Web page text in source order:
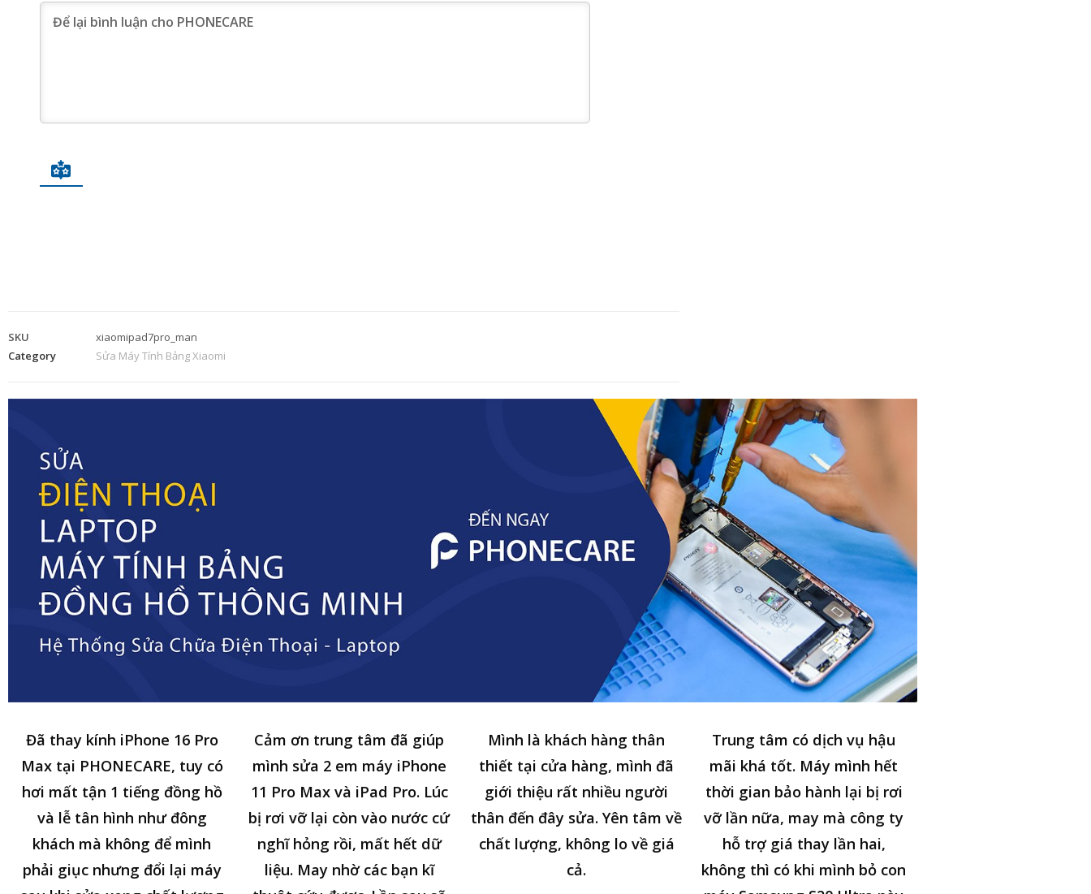
SKU
xiaomipad7pro_man
Category
Sửa Máy Tính Bảng Xiaomi
Đã thay kính iPhone 16 Pro
Max tại PHONECARE, tuy có
hơi mất tận 1 tiếng đồng hồ
và lễ tân hình như đông
khách mà không để mình
phải giục nhưng đổi lại máy
Cảm ơn trung tâm đã giúp
mình sửa 2 em máy iPhone
11 Pro Max và iPad Pro. Lúc
bị rơi vỡ lại còn vào nước cứ
nghĩ hỏng rồi, mất hết dữ
liệu. May nhờ các bạn kĩ
Mình là khách hàng thân
thiết tại cửa hàng, mình đã
giới thiệu rất nhiều người
thân đến đây sửa. Yên tâm về
chất lượng, không lo về giá
cả.
Trung tâm có dịch vụ hậu
mãi khá tốt. Máy mình hết
thời gian bảo hành lại bị rơi
vỡ lần nữa, may mà công ty
hỗ trợ giá thay lần hai,
không thì có khi mình bỏ con